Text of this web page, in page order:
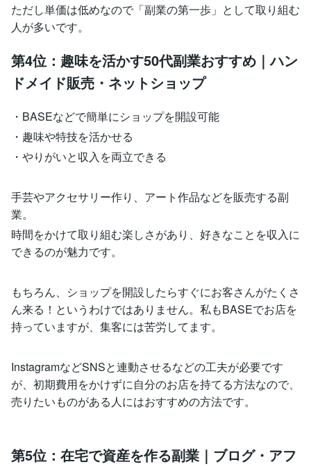
ただし単価は低めなので「副業の第一歩」として取り組む
人が多いです。
第4位：趣味を活かす50代副業おすすめ｜ハン
ドメイド販売・ネットショップ
・BASEなどで簡単にショップを開設可能
・趣味や特技を活かせる
・やりがいと収入を両立できる
手芸やアクセサリー作り、アート作品などを販売する副
業。
時間をかけて取り組む楽しさがあり、好きなことを収入に
できるのが魅力です。
もちろん、ショップを開設したらすぐにお客さんがたくさ
ん来る！というわけではありません。私もBASEでお店を
持っていますが、集客には苦労してます。
InstagramなどSNSと連動させるなどの工夫が必要です
が、初期費用をかけずに自分のお店を持てる方法なので、
売りたいものがある人にはおすすめの方法です。
第5位：在宅で資産を作る副業｜ブログ・アフ